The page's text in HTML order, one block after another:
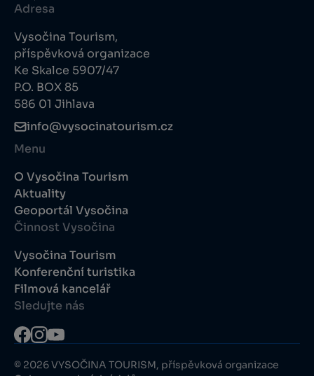
Adresa
Vysočina Tourism,
příspěvková organizace
Ke Skalce 5907/47
P.O. BOX 85
586 01 Jihlava
info@vysocinatourism.cz
Menu
O Vysočina Tourism
Aktuality
Geoportál Vysočina
Činnost Vysočina
Vysočina Tourism
Konferenční turistika
Filmová kancelář
Sledujte nás
© 2026 VYSOČINA TOURISM, příspěvková organizace